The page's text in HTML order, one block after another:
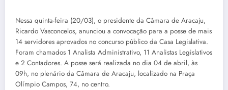
Nessa quinta-feira (20/03), o presidente da Câmara de Aracaju,
Ricardo Vasconcelos, anunciou a convocação para a posse de mais
14 servidores aprovados no concurso público da Casa Legislativa.
Foram chamados 1 Analista Administrativo, 11 Analistas Legislativos
e 2 Contadores. A posse será realizada no dia 04 de abril, às
09h, no plenário da Câmara de Aracaju, localizado na Praça
Olímpio Campos, 74, no centro.